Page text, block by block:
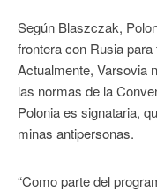
Según Blaszczak,
frontera con Rusia
Actualmente, Varsovia
las normas de la
Polonia es signataria,
minas antipersonas.
“Como parte del